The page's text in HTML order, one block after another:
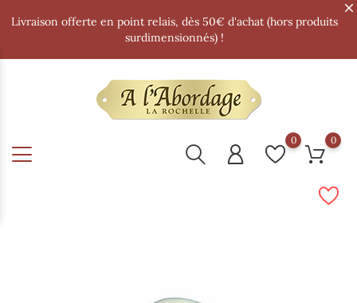
Livraison offerte en point relais, dès 50€ d'achat (hors produits
surdimensionnés) !
0 0